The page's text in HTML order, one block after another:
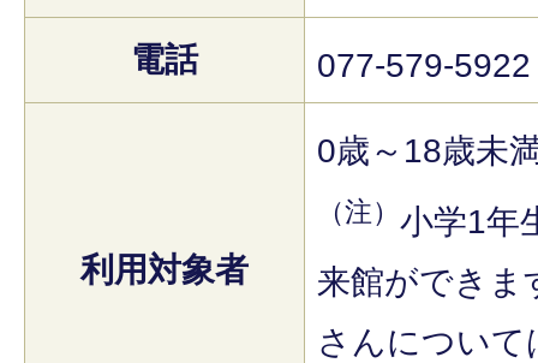
電話 077-579-5922
利用対象者
0歳～18歳未
（注） 小学1年
来館ができま
さんについて